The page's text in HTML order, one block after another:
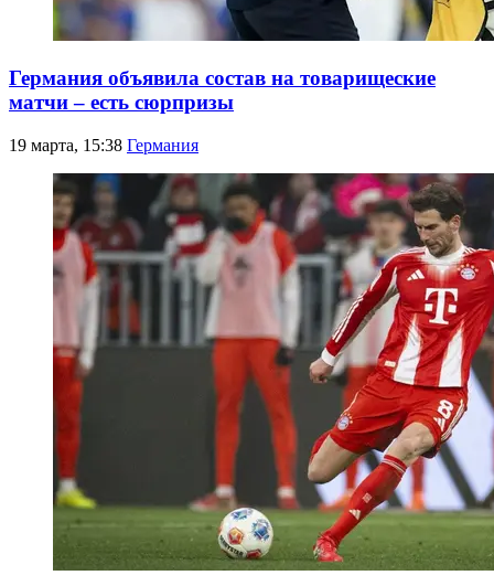
Германия объявила состав на товарищеские
матчи – есть сюрпризы
19 марта, 15:38 Германия